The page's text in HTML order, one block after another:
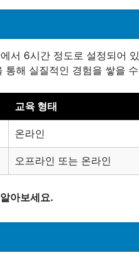
서 6시간 정도로 설정되어
해 실질적인 경험을 쌓을
교육 형태
온라인
오프라인 또는 온라인
아보세요.